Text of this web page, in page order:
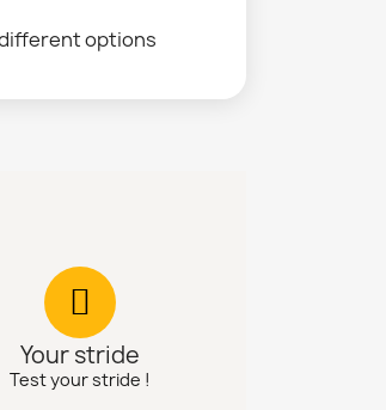
options
Your stride
Test your stride !